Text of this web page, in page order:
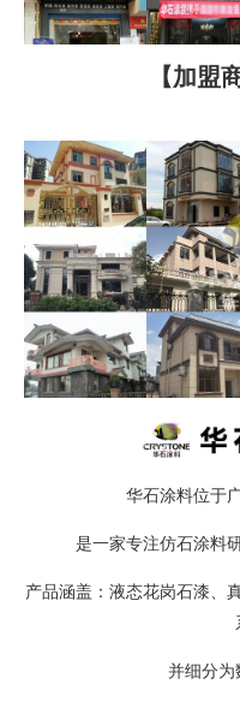
【加盟
华石涂料位于
是一家专注仿石涂料
产品涵盖：液态花岗石漆、
并细分为